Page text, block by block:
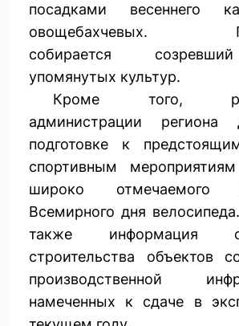
посадками весеннего
овощебахчевых.
собирается
упомянутых культур.
Кроме того,
администрации
подготовке к
спортивным
широко
Всемирного дня
также информация
строительства объектов
производственной
намеченных к сдаче в